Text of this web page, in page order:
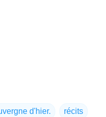
d'hier. récits